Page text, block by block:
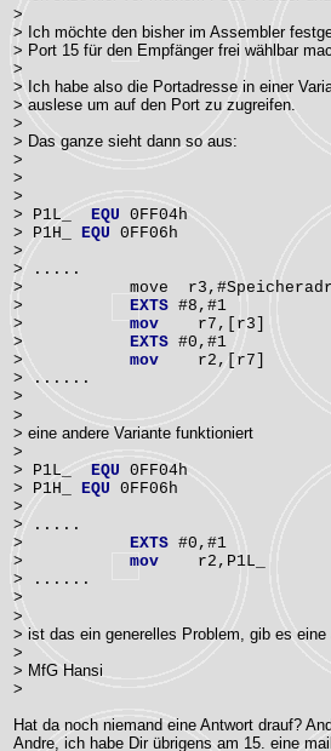
>
> Ich möchte den bisher im Assembler
> Port 15 für den Empfänger frei wählbar
>
> Ich habe also die Portadresse in einer
> auslese um auf den Port zu zugreifen.
>
> Das ganze sieht dann so aus:
>
>
>
> P1L_ EQU 0FF04h
> P1H_ EQU 0FF06h
>
> .....
> move
> EXTS #8,#1
> mov
> EXTS #0,#1
> mov
> ......
>
>
> eine andere Variante funktioniert
>
> P1L_ EQU 0FF04h
> P1H_ EQU 0FF06h
>
> .....
> EXTS #0,#1
> mov
> ......
>
>
> ist das ein generelles Problem, gib es
>
> MfG Hansi
>
Hat da noch niemand eine Antwort drauf?
Andre, ich habe Dir übrigens am 15. eine